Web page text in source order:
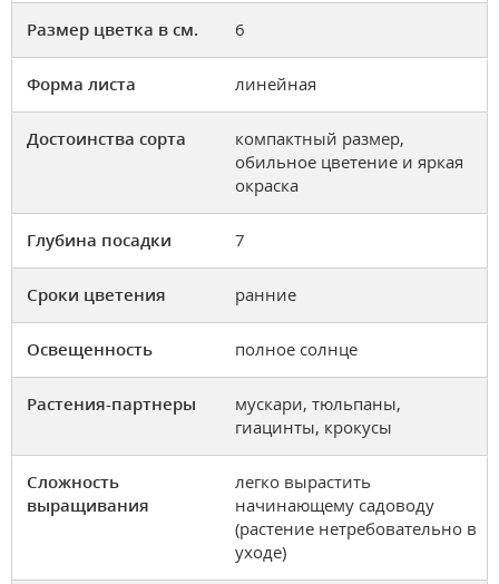
Размер цветка в см. 6
Форма листа линейная
Достоинства сорта
компактный размер,
обильное цветение и яркая
окраска
Глубина посадки 7
Сроки цветения ранние
Освещенность полное солнце
Растения-партнеры
мускари, тюльпаны,
гиацинты, крокусы
Сложность
выращивания
легко вырастить
начинающему садоводу
(растение нетребовательно в
уходе)